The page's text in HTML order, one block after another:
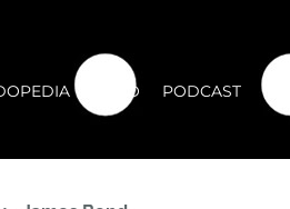
FORO PODCAST